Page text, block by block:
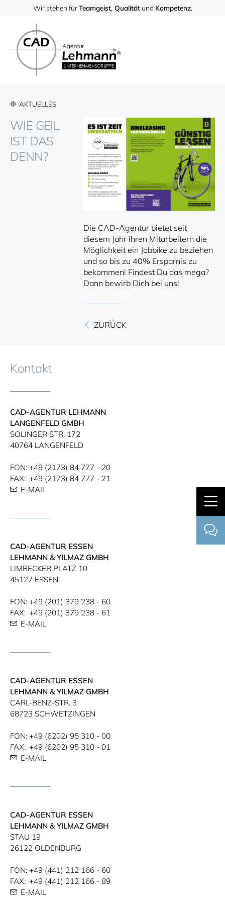
Wir stehen fürTeamgeist, Qualitätund Kompetenz.
AKTUELLES
WIE GEIL
IST DAS
DENN?
Die CAD-Agentur bietet seit
diesem Jahr ihren Mitarbeitern die
Möglichkeit ein Jobbike zu beziehen
und so bis zu 40% Ersparnis zu
bekommen! Findest Du das mega?
Dann bewirb Dich bei uns!
ZURÜCK
Kontakt
CAD-AGENTUR LEHMANN
LANGENFELD GMBH
SOLINGER STR.​ 172​
40764 LANGENFELD
FON: +49 (2173) 84 777 - 20
FAX: +49 (2173) 84 777 - 21
E-MAIL
CAD-AGENTUR ESSEN
LEHMANN & YILMAZ GMBH
LIMBECKER PLATZ 10
45127 ESSEN
FON: +49 (201) 379 238 - 60
FAX: +49 (201) 379 238 - 61
E-MAIL
CAD-AGENTUR ESSEN
LEHMANN & YILMAZ GMBH
CARL-BENZ-STR. 3
68723 SCHWETZINGEN
FON: +49 (6202) 95 310 - 00
FAX: +49 (6202) 95 310 - 01
E-MAIL
CAD-AGENTUR ESSEN
LEHMANN & YILMAZ GMBH
STAU 19
26122 OLDENBURG
FON: +49 (441) 212 166 - 60
FAX: +49 (441) 212 166 - 89
E-MAIL